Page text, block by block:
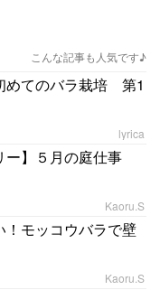
こんな記事も人気です♪
めてのバラ栽培 第1
lyrica
ー】５月の庭仕事
Kaoru.S
！モッコウバラで壁
Kaoru.S